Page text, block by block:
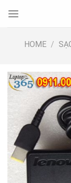
HOME /